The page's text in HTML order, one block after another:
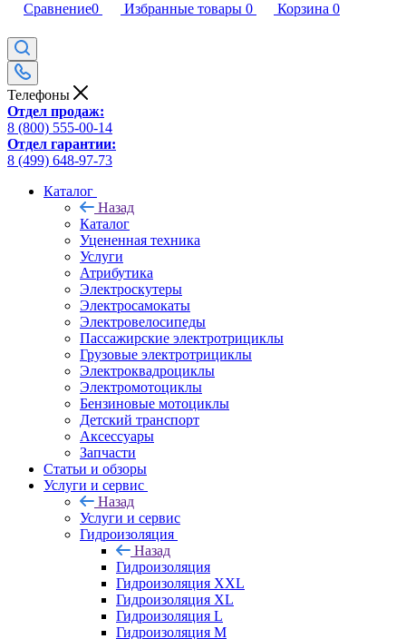
Сравнение0 Избранные товары 0 Корзина 0
Телефоны
Отдел продаж:
8 (800) 555-00-14
Отдел гарантии:
8 (499) 648-97-73
Каталог
Назад
Каталог
Уцененная техника
Услуги
Атрибутика
Электроскутеры
Электросамокаты
Электровелосипеды
Пассажирские электротрициклы
Грузовые электротрициклы
Электроквадроциклы
Электромотоциклы
Бензиновые мотоциклы
Детский транспорт
Аксессуары
Запчасти
Статьи и обзоры
Услуги и сервис
Назад
Услуги и сервис
Гидроизоляция
Назад
Гидроизоляция
Гидроизоляция XXL
Гидроизоляция XL
Гидроизоляция L
Гидроизоляция M